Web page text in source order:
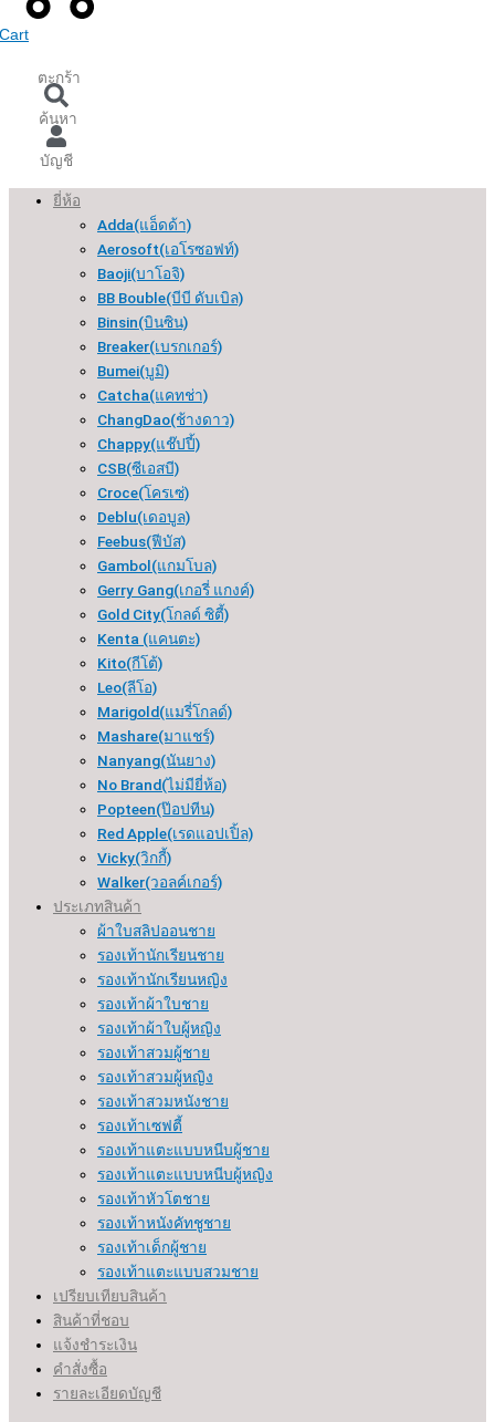
Cart
ตะกร้า
ค้นหา
บัญชี
ยี่ห้อ
Adda(แอ็ดด้า)
Aerosoft(เอโรซอฟท์)
Baoji(บาโอจิ)
BB Bouble(บีบี ดับเบิล)
Binsin(บินซิน)
Breaker(เบรกเกอร์​)
Bumei(บูมิ)
Catcha(แคทช่า)
ChangDao(ช้างดาว)
Chappy(แช๊ปปี้)
CSB(ซีเอสบี)
Croce(โครเซ่)
Deblu(เดอบูล)
Feebus(ฟีบัส)
Gambol(แกมโบล)
Gerry Gang(เกอรี่ แกงค์)
Gold City(โกลด์ ซิตี้)
Kenta (แคนตะ)
Kito(กีโต้)
Leo(ลีโอ)
Marigold(แมรี่โกลด์)
Mashare(มาแชร์)
Nanyang(นันยาง)
No Brand(ไม่มียี่ห้อ)
Popteen(ป๊อปทีน)
Red Apple(เรดแอปเปิ้ล)
Vicky(วิกกี้)
Walker(วอลค์เกอร์)
ประเภทสินค้า
ผ้าใบสลิปออนชาย
รองเท้านักเรียนชาย
รองเท้านักเรียนหญิง
รองเท้าผ้าใบชาย
รองเท้าผ้าใบผู้หญิง
รองเท้าสวมผู้ชาย
รองเท้าสวมผู้หญิง
รองเท้าสวมหนังชาย
รองเท้าเซฟตี้
รองเท้าแตะแบบหนีบผู้ชาย
รองเท้าแตะแบบหนีบผู้หญิง
รองเท้าหัวโตชาย
รองเท้าหนังคัทชูชาย
รองเท้าเด็กผู้ชาย
รองเท้าแตะแบบสวมชาย
เปรียบเทียบสินค้า
สินค้าที่ชอบ
แจ้งชำระเงิน
คำสั่งซื้อ
รายละเอียดบัญชี